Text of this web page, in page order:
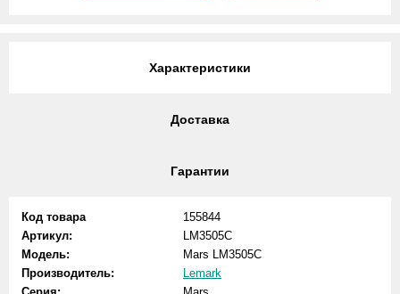
Характеристики
Доставка
Гарантии
Код товара
155844
Артикул:
LM3505C
Модель:
Mars LM3505C
Производитель:
Lemark